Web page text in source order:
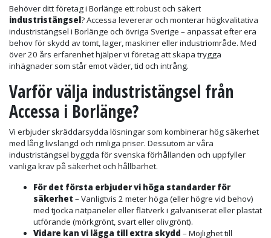
Behöver ditt företag i Borlänge ett robust och säkert
industristängsel? Accessa levererar och monterar högkvalitativa
industristängsel i Borlänge och övriga Sverige – anpassat efter era
behov för skydd av tomt, lager, maskiner eller industriområde. Med
över 20 års erfarenhet hjälper vi företag att skapa trygga
inhägnader som står emot väder, tid och intrång.
Varför välja industristängsel från
Accessa i Borlänge?
Vi erbjuder skräddarsydda lösningar som kombinerar hög säkerhet
med lång livslängd och rimliga priser. Dessutom är våra
industristängsel byggda för svenska förhållanden och uppfyller
vanliga krav på säkerhet och hållbarhet.
För det första erbjuder vi höga standarder för
säkerhet – Vanligtvis 2 meter höga (eller högre vid behov)
med tjocka nätpaneler eller flätverk i galvaniserat eller plastat
utförande (mörkgrönt, svart eller olivgrönt).
Vidare kan vi lägga till extra skydd – Möjlighet till